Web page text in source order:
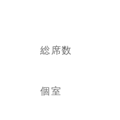
総席数
個室